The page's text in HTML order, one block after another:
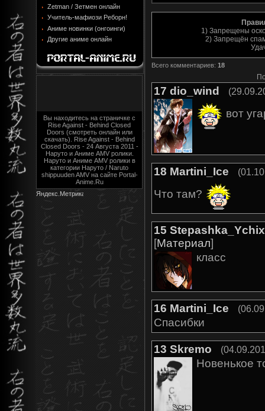
Zetman / Зетмен онлайн
Учитель-мафиози Реборн!
Аниме новинки (онгоинги)
Другие аниме онлайн
Вы находитесь на страничке с
Rise Against - Behind Closed
Doors (смотреть онлайн или
скачать). Rise Against - Behind
Closed Doors - 24 Августа 2011 -
Наруто и Аниме AMV ролики.
Наруто и Аниме AMV ролики в
категории Наруто / Naruto
shippuuden AMV на сайте Portal-
Anime.Ru
1) Запрещены
2) Запрещён
Всего комментариев: 18
17 dio_wind
вот
18 Martini_Ice
Что там?
15
[Материал]
класс
16 Martini_Ice
Спасибки
13 Skremo
Новенькое